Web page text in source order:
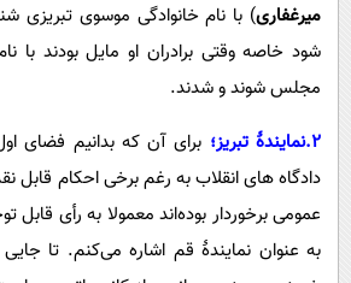
میرغفاری) با نام خانوادگی موسوی تبریزی
شود خاصه وقتی برادران او مایل بودند با
مجلس شوند و شدند.
2.نمایندۀ تبریز؛
برای آن که بدانیم فضای
دادگاه های انقلاب به رغم برخی احکام قابل
عمومی برخوردار بوده‌اند معمولا به رأی قابل
به عنوان نمایندۀ قم اشاره می‌کنم. تا